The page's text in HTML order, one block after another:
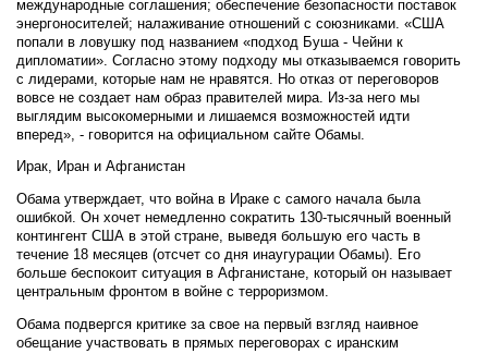
международные соглашения; обеспечение безопасности поставок
энергоносителей; налаживание отношений с союзниками. «США
попали в ловушку под названием «подход Буша - Чейни к
дипломатии». Согласно этому подходу мы отказываемся говорить
с лидерами, которые нам не нравятся. Но отказ от переговоров
вовсе не создает нам образ правителей мира. Из-за него мы
выглядим высокомерными и лишаемся возможностей идти
вперед», - говорится на официальном сайте Обамы.
Ирак, Иран и Афганистан
Обама утверждает, что война в Ираке с самого начала была
ошибкой. Он хочет немедленно сократить 130-тысячный военный
контингент США в этой стране, выведя большую его часть в
течение 18 месяцев (отсчет со дня инаугурации Обамы). Его
больше беспокоит ситуация в Афганистане, который он называет
центральным фронтом в войне с терроризмом.
Обама подвергся критике за свое на первый взгляд наивное
обещание участвовать в прямых переговорах с иранским